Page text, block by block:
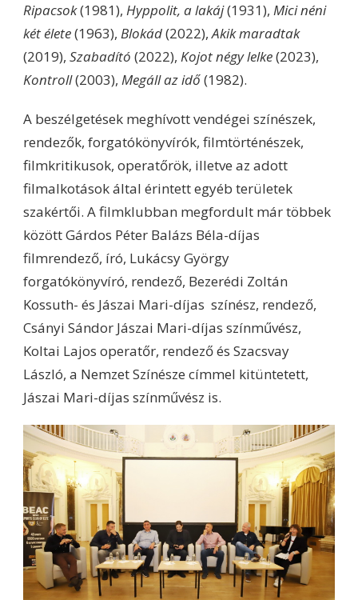
Ripacsok(1981), Hyppolit, a lakáj(1931), Mici néni
két élete(1963), Blokád(2022),Akik maradtak
(2019), Szabadító (2022), Kojot négy lelke(2023),
Kontroll(2003), Megáll az idő(1982).
A beszélgetések meghívott vendégei színészek,
rendezők, forgatókönyvírók, filmtörténészek,
filmkritikusok, operatőrök, illetve az adott
filmalkotások által érintett egyéb területek
szakértői. A filmklubban megfordult már többek
között Gárdos Péter Balázs Béla-díjas
filmrendező, író, Lukácsy György
forgatókönyvíró, rendező, Bezerédi Zoltán
Kossuth- és Jászai Mari-díjas színész, rendező,
Csányi Sándor Jászai Mari-díjas színművész,
Koltai Lajos operatőr, rendező és Szacsvay
László, a Nemzet Színésze címmel kitüntetett,
Jászai Mari-díjas színművész is.